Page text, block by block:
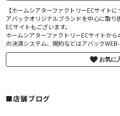
【ホームシアターファクトリーECサイトに
アバックオリジナルブランドを中心に取り
ECサイトもございます。
ホームシアターファクトリーECサイトか
の決済システム、規約などはアバックWEB-
お気に
■店舗ブログ